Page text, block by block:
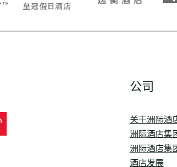
公司
关于洲际酒
洲际酒店集
洲际酒店集
酒店发展